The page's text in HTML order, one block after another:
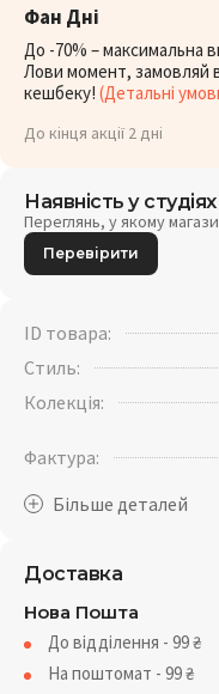
Фан Дні
До -70% – максимальна
Лови момент, замовляй
кешбеку! (Детальні
До кінця акції 2 дні
Наявність у студіях
Переглянь, у якому
Перевірити
ID товара:
Стиль:
Колекція:
Фактура:
Доставка
Нова Пошта
До відділення - 99₴
На поштомат - 99₴